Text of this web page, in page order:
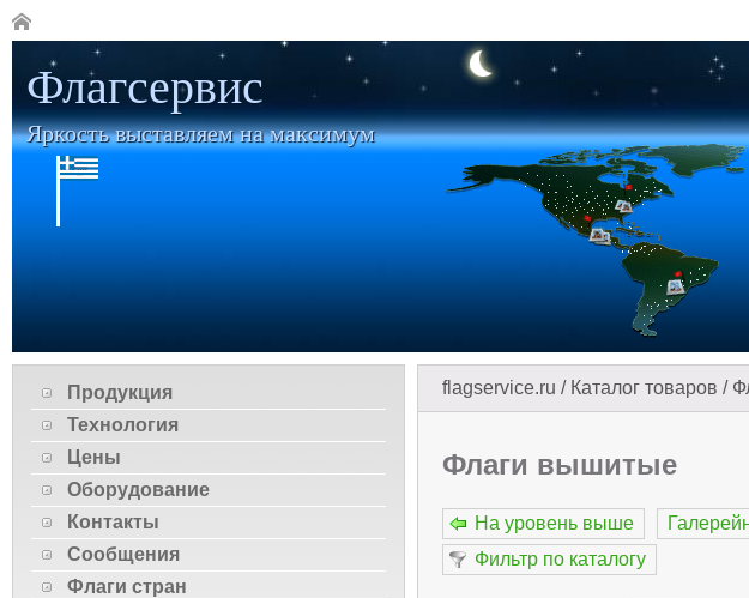
Флагсервис
Яркость выставляем на максимум
flagservice.ru / Каталог товаров /
Флаги вышитые
На уровень выше
Фильтр по каталогу
Продукция
Технология
Цены
Оборудование
Контакты
Сообщения
Флаги стран